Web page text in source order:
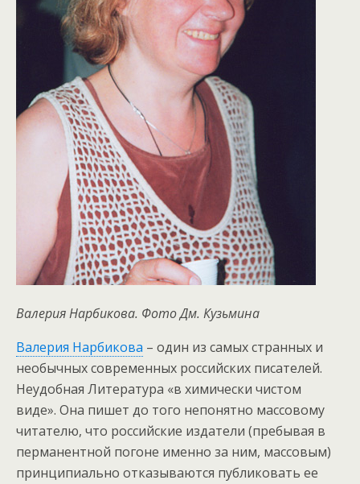
Валерия Нарбикова. Фото Дм. Кузьмина
Валерия Нарбикова – один из самых странных и
необычных современных российских писателей.
Неудобная Литература «в химически чистом
виде». Она пишет до того непонятно массовому
читателю, что российские издатели (пребывая в
перманентной погоне именно за ним, массовым)
принципиально отказываются публиковать ее